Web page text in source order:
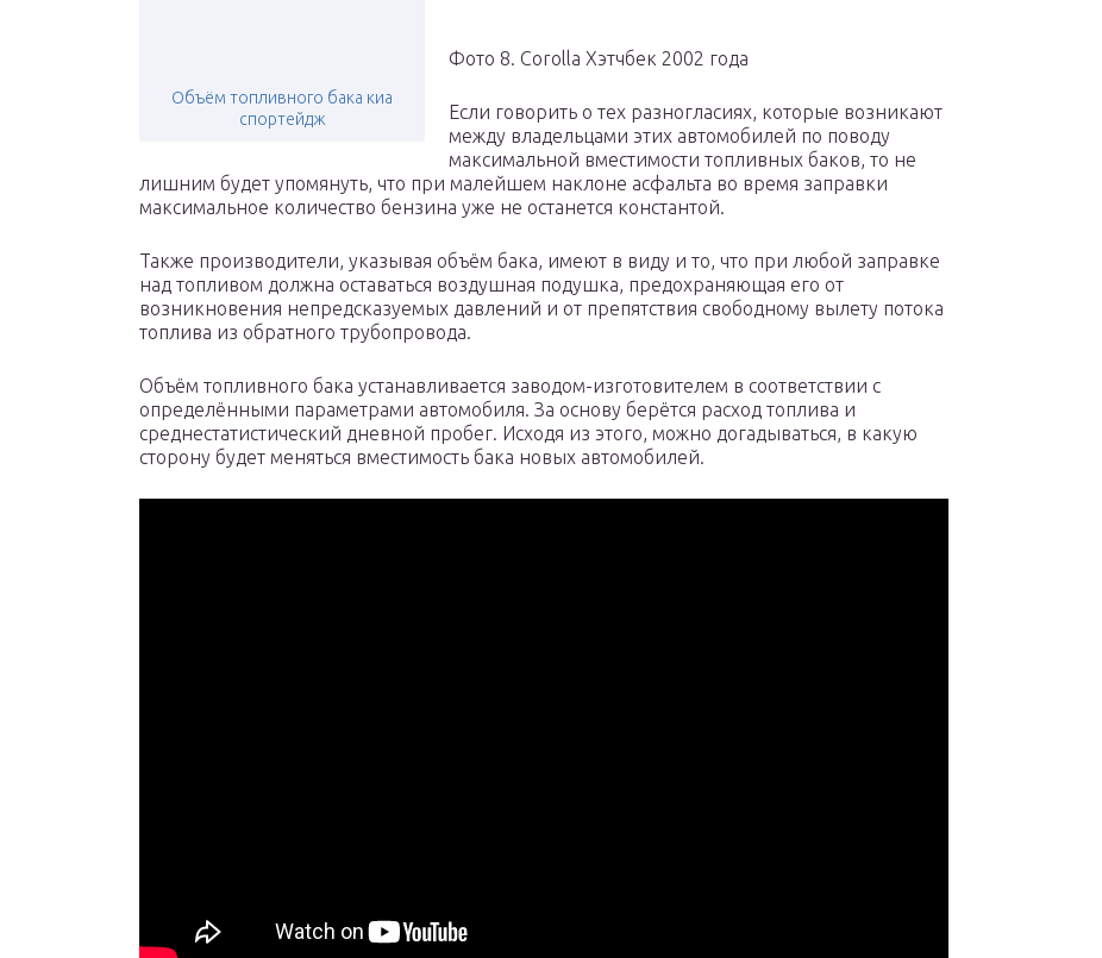
Объём топливного бака киа
спортейдж
Фото 8. Corolla Хэтчбек 2002 года
Если говорить о тех разногласиях, которые возникают
между владельцами этих автомобилей по поводу
максимальной вместимости топливных баков, то не
лишним будет упомянуть, что при малейшем наклоне асфальта во время заправки
максимальное количество бензина уже не останется константой.
Также производители, указывая объём бака, имеют в виду и то, что при любой заправке
над топливом должна оставаться воздушная подушка, предохраняющая его от
возникновения непредсказуемых давлений и от препятствия свободному вылету потока
топлива из обратного трубопровода.
Объём топливного бака устанавливается заводом-изготовителем в соответствии с
определёнными параметрами автомобиля. За основу берётся расход топлива и
среднестатистический дневной пробег. Исходя из этого, можно догадываться, в какую
сторону будет меняться вместимость бака новых автомобилей.